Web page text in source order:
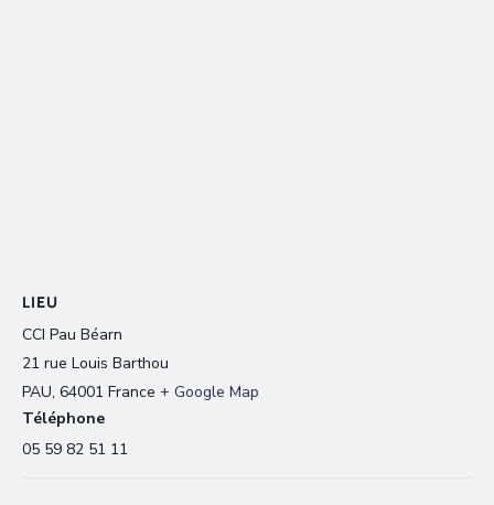
LIEU
CCI Pau Béarn
21 rue Louis Barthou
PAU, 64001 France + Google Map
Téléphone
05 59 82 51 11